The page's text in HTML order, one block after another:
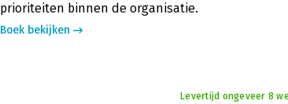
prioriteiten binnen de organisatie.
Boek bekijken
Levertijd ongeveer 8